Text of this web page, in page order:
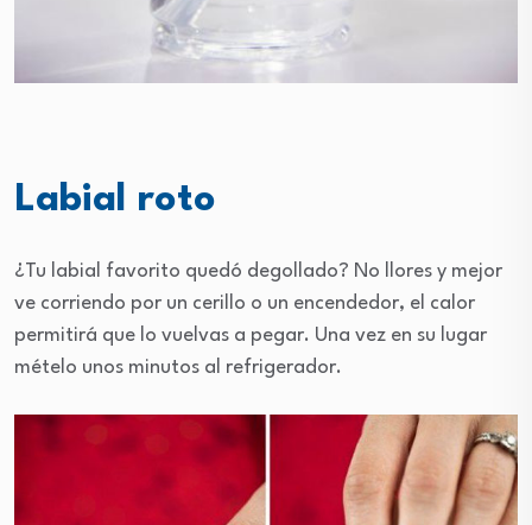
Labial roto
¿Tu labial favorito quedó degollado? No llores y mejor
ve corriendo por un cerillo o un encendedor, el calor
permitirá que lo vuelvas a pegar. Una vez en su lugar
mételo unos minutos al refrigerador.